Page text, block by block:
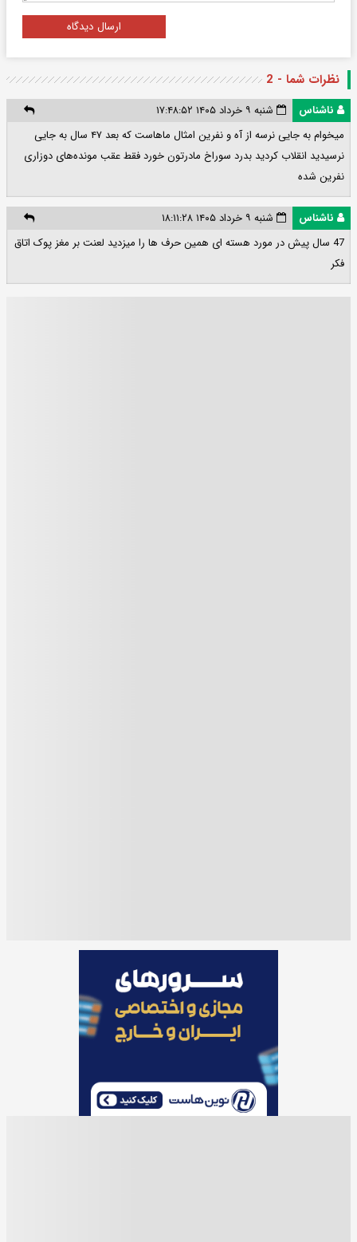
ارسال دیدگاه
نظرات شما - 2
ناشناس
شنبه ۹ خرداد ۱۴۰۵ ۱۷:۴۸:۵۲
میخوام به جایی نرسه از آه و نفرین امثال ماهاست که بعد ۴۷ سال به جایی
نرسیدید انقلاب کردید بدرد سوراخ مادرتون خورد فقط عقب مونده‌های دوزاری
نفرین شده
ناشناس
شنبه ۹ خرداد ۱۴۰۵ ۱۸:۱۱:۲۸
47 سال پیش در مورد هسته ای همین حرف ها را میزدید لعنت بر مغز پوک اتاق
فکر